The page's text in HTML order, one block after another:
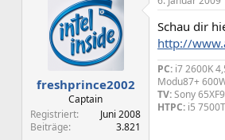
freshprince2002
Captain
Registriert
Juni 2008
Beiträge
3.821
Schau dir
http://
PC: i7 2600K
Modu87+
TV:Sony
HTPC: i5